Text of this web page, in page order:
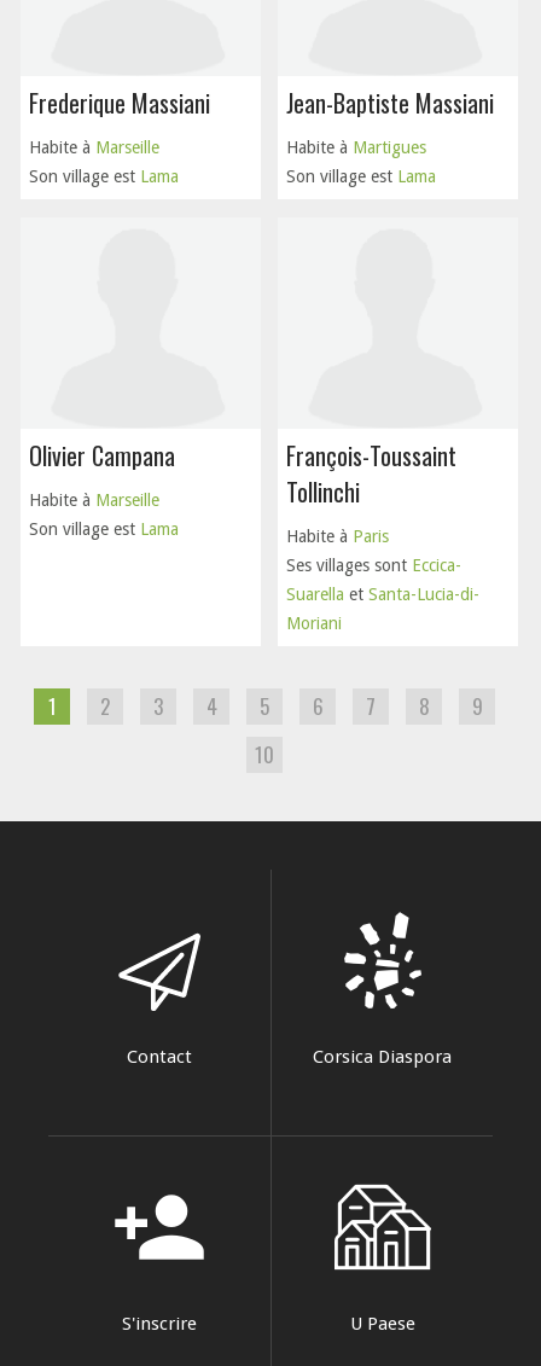
Frederique Massiani
Habite à Marseille
Son village est Lama
Jean-Baptiste Massiani
Habite à Martigues
Son village est Lama
Olivier Campana
Habite à Marseille
Son village est Lama
François-Toussaint
Tollinchi
Habite à Paris
Ses villages sont Eccica-
Suarella et Santa-Lucia-di-
Moriani
1 2 3 4 5 6 7 8
9
10
Contact Corsica Diaspora
person_add
S'inscrire U Paese